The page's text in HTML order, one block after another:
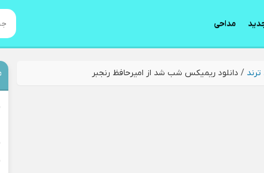
مداحی
/ دانلود ریمیکس شب شد از امیرحافظ رنجبر